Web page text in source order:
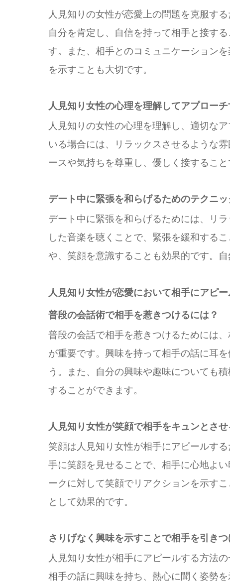
人見知りの女性が恋愛上の問題を克服す
自分を肯定し、自信を持って相手と接す
す。また、相手とのコミュニケーション
を示すことも大切です。
人見知り女性の心理を理解してアプロー
人見知りの女性の心理を理解し、適切な
いる場合には、リラックスさせるような
ースや気持ちを尊重し、優しく接するこ
デート中に緊張を和らげるためのテクニッ
デート中に緊張を和らげるためには、リ
した音楽を聴くことで、緊張を緩和する
や、笑顔を意識することも効果的です。
人見知り女性が恋愛において相手にアピ
普段の会話術で相手を惹きつけるには？
普段の会話で相手を惹きつけるためには
が重要です。興味を持って相手の話に耳
う。また、自分の興味や趣味についても
することができます。
人見知り女性が笑顔で相手をキュンとさせ
笑顔は人見知り女性が相手にアピールす
手に笑顔を見せることで、相手に心地よ
ークに対して笑顔でリアクションを示す
として効果的です。
さりげなく興味を示すことで相手を引き
人見知り女性が相手にアピールする方法
相手の話に興味を持ち、熱心に聞く姿勢